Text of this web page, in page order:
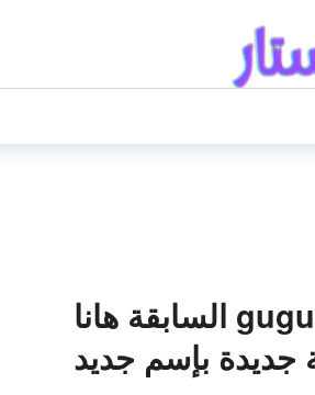
عضوة gugudan السابقة هانا
جديدة بإسم جديد